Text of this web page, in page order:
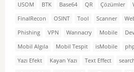
USOM
BTK Base64 QR Çözümler
FinalRecon
OSINT Tool Scanner
Phishing
VPN Wannacry Mobile
Mobil Algıla
Mobil Tespit isMobile
Yazı Efekt
Kayan Yazı Text Effect